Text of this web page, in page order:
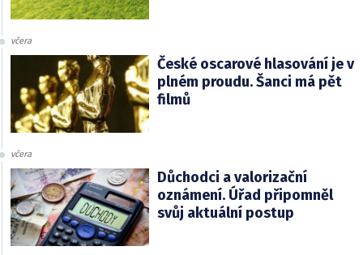
včera
České oscarové hlasování je v
plném proudu. Šanci má pět
filmů
včera
Důchodci a valorizační
oznámení. Úřad připomněl
svůj aktuální postup